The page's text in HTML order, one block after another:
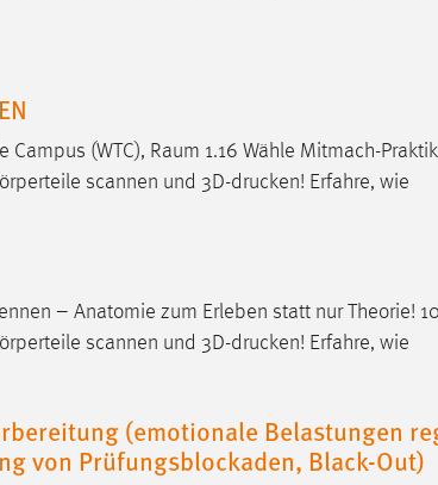
Campus (WTC), Raum 1.16 Wähle Mitmach-
scannen und 3D-drucken! Erfahre, wie
– Anatomie zum Erleben statt nur Theorie!
scannen und 3D-drucken! Erfahre, wie
(emotionale Belastungen
von Prüfungsblockaden, Black-Out)